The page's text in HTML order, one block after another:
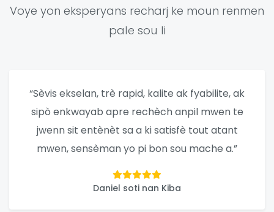
Voye yon eksperyans recharj ke moun renmen
pale sou li
“Sèvis ekselan, trè rapid, kalite ak fyabilite, ak
sipò enkwayab apre rechèch anpil mwen te
jwenn sit entènèt sa a ki satisfè tout atant
mwen, sensèman yo pi bon sou mache a.”
Daniel soti nan Kiba